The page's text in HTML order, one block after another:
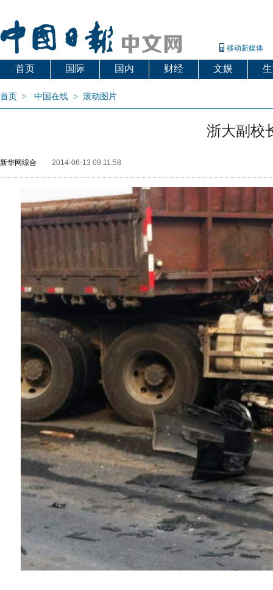
移动新媒体
首页 国际 国内 财经 文娱
首页 > 中国在线 > 滚动图片
浙大副校
新华网综合 2014-06-13 09:11:58